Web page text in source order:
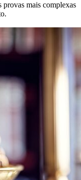
provas mais complexas